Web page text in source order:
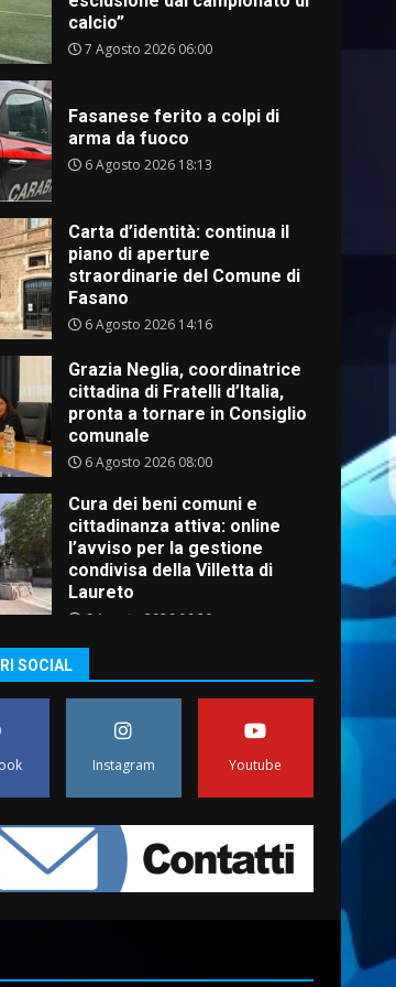
calcio”
7 Agosto 2026 06:00
Fasanese ferito a colpi di
arma da fuoco
6 Agosto 2026 18:13
Carta d’identità: continua il
piano di aperture
straordinarie del Comune di
Fasano
6 Agosto 2026 14:16
Grazia Neglia, coordinatrice
cittadina di Fratelli d’Italia,
pronta a tornare in Consiglio
comunale
6 Agosto 2026 08:00
Cura dei beni comuni e
cittadinanza attiva: online
l’avviso per la gestione
condivisa della Villetta di
Laureto
6 Agosto 2026 06:20
prima assoluta de “L’Albergo
Belvedere. Il rapimento”
6 Agosto 2026 06:15
appuntamento con “Fasano in
Banda”
7 Agosto 2026 06:05
SOCIAL
Instagram Youtube